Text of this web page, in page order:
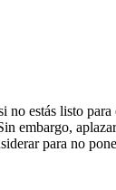
estás listo
embargo,
para no